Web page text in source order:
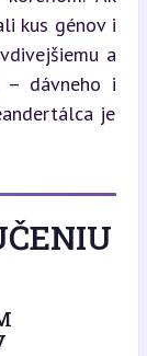
kus génov i
a
– dávneho i
je